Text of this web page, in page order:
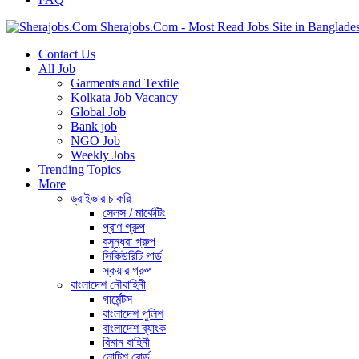
Sherajobs.Com - Most Read Jobs Site in
Contact Us
All Job
Garments and Textile
Kolkata Job Vacancy
Global Job
Bank job
NGO Job
Weekly Jobs
Trending Topics
More
ড্রাইভার চাকরি
সেলস / মার্কেটিং
প্রাণ গ্রুপ
বসুন্ধরা গ্রুপ
সিকিউরিটি গার্ড
স্কয়ার গ্রুপ
বাংলাদেশ নৌবাহিনী
গার্মেন্টস
বাংলাদেশ পুলিশ
বাংলাদেশ ব্যাংক
বিমান বাহিনী